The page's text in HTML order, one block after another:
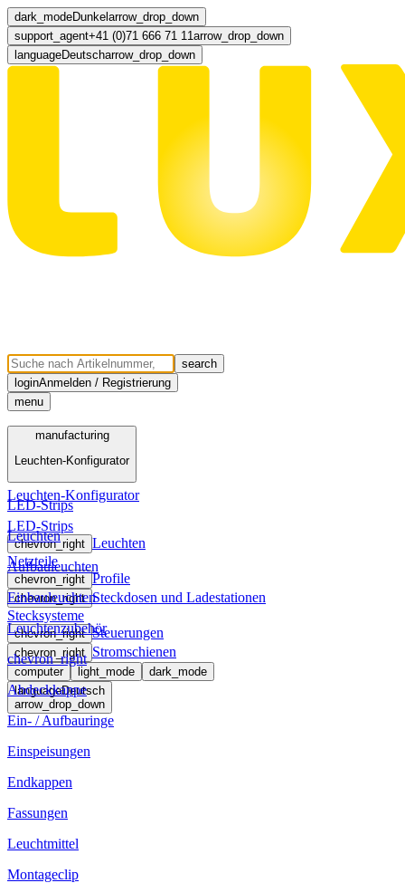
dark_modeDunkel arrow_drop_down
support_agent+41 (0)71 666 71 11arrow_drop_down
languageDeutscharrow_drop_down
search
loginAnmelden / Registrierung
menu
Menü
manufacturing
Leuchten-Konfigurator
LED-Strips
chevron_right Leuchten
Netzteile
chevron_right Profile
chevron_right Steckdosen und Ladestationen
Stecksysteme
chevron_right Steuerungen
chevron_right Stromschienen
computer light_mode
dark_mode
languageDeutsch
arrow_drop_down
manufacturing
Leuchten-Konfigurator
LED-Strips
Leuchten
Aufbauleuchten
Einbauleuchten
Leuchtenzubehör
chevron_right
Abdeckkappe
Ein- / Aufbauringe
Einspeisungen
Endkappen
Fassungen
Leuchtmittel
Montageclip